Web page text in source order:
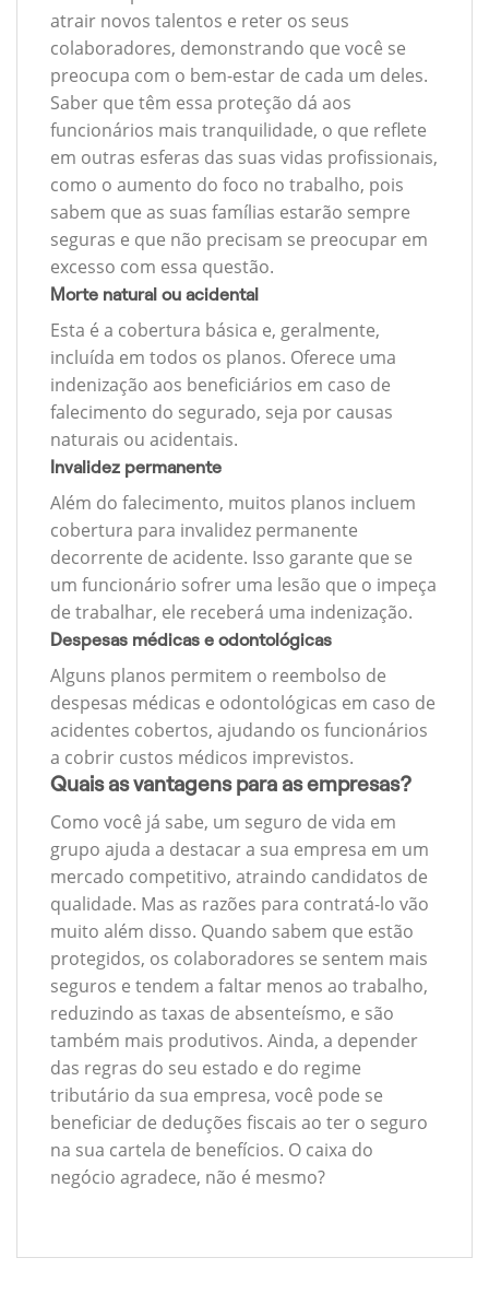
atrair novos talentos e reter os seus
colaboradores, demonstrando que você se
preocupa com o bem-estar de cada um deles.
Saber que têm essa proteção dá aos
funcionários mais tranquilidade, o que reflete
em outras esferas das suas vidas profissionais,
como o aumento do foco no trabalho, pois
sabem que as suas famílias estarão sempre
seguras e que não precisam se preocupar em
excesso com essa questão.
Morte natural ou acidental
Esta é a cobertura básica e, geralmente,
incluída em todos os planos. Oferece uma
indenização aos beneficiários em caso de
falecimento do segurado, seja por causas
naturais ou acidentais.
Invalidez permanente
Além do falecimento, muitos planos incluem
cobertura para invalidez permanente
decorrente de acidente. Isso garante que se
um funcionário sofrer uma lesão que o impeça
de trabalhar, ele receberá uma indenização.
Despesas médicas e odontológicas
Alguns planos permitem o reembolso de
despesas médicas e odontológicas em caso de
acidentes cobertos, ajudando os funcionários
a cobrir custos médicos imprevistos.
Quais as vantagens para as empresas?
Como você já sabe, um seguro de vida em
grupo ajuda a destacar a sua empresa em um
mercado competitivo, atraindo candidatos de
qualidade. Mas as razões para contratá-lo vão
muito além disso. Quando sabem que estão
protegidos, os colaboradores se sentem mais
seguros e tendem a faltar menos ao trabalho,
reduzindo as taxas de absenteísmo, e são
também mais produtivos. Ainda, a depender
das regras do seu estado e do regime
tributário da sua empresa, você pode se
beneficiar de deduções fiscais ao ter o seguro
na sua cartela de benefícios. O caixa do
negócio agradece, não é mesmo?